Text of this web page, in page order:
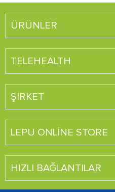
ÜRÜNLER
TELEHEALTH
ŞIRKET
LEPU ONLINE STORE
HIZLI BAĞLANTILAR